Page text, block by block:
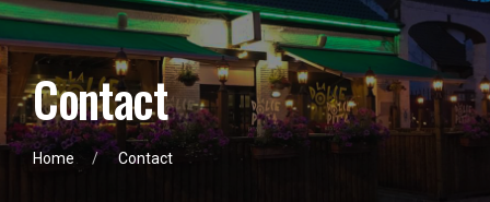
Contact
Home Contact